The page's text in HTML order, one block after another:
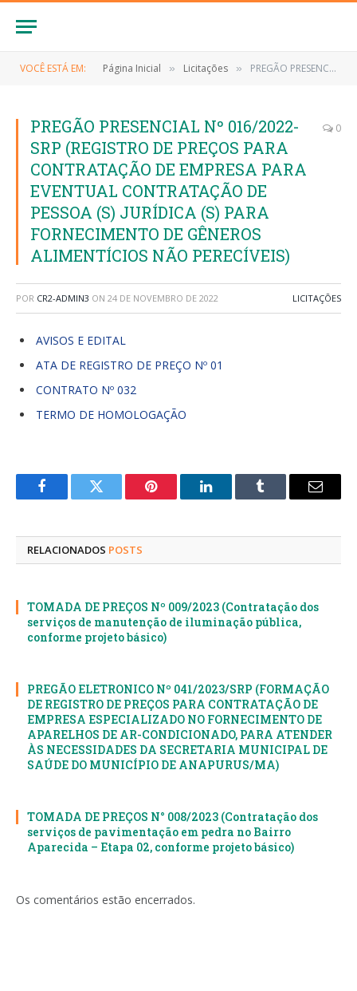
VOCÊ ESTÁ EM: Página Inicial » Licitações » PREGÃO PRESENCIAL Nº 016/2022-SRP (REGISTRO DE PREÇOS PARA CONTRATAÇÃO DE EMPRESA PARA EVENTUAL CONTRATAÇÃO DE PESSOA (S) JURÍDICA (S) PARA FORNECIMENTO DE GÊNEROS ALIMENTÍCIOS NÃO PERECÍVEIS)
PREGÃO PRESENCIAL Nº 016/2022-
SRP (REGISTRO DE PREÇOS PARA
CONTRATAÇÃO DE EMPRESA PARA
EVENTUAL CONTRATAÇÃO DE
PESSOA (S) JURÍDICA (S) PARA
FORNECIMENTO DE GÊNEROS
ALIMENTÍCIOS NÃO PERECÍVEIS)
0
POR CR2-ADMIN3 ON 24 DE NOVEMBRO DE 2022 LICITAÇÕES
AVISOS E EDITAL
ATA DE REGISTRO DE PREÇO Nº 01
CONTRATO Nº 032
TERMO DE HOMOLOGAÇÃO
FacebookTwitter Pinterest LinkedInTumblr
E-
RELACIONADOS POSTS
TOMADA DE PREÇOS Nº 009/2023 (Contratação dos
serviços de manutenção de iluminação pública,
conforme projeto básico)
PREGÃO ELETRONICO Nº 041/2023/SRP (FORMAÇÃO
DE REGISTRO DE PREÇOS PARA CONTRATAÇÃO DE
EMPRESA ESPECIALIZADO NO FORNECIMENTO DE
APARELHOS DE AR-CONDICIONADO, PARA ATENDER
ÀS NECESSIDADES DA SECRETARIA MUNICIPAL DE
SAÚDE DO MUNICÍPIO DE ANAPURUS/MA)
TOMADA DE PREÇOS N° 008/2023 (Contratação dos
serviços de pavimentação em pedra no Bairro
Aparecida – Etapa 02, conforme projeto básico)
Os comentários estão encerrados.